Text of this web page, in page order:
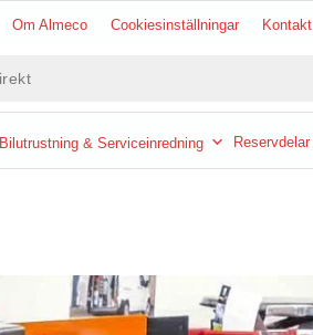
Om Almeco Cookiesinställningar Kontakt
Bilutrustning & Serviceinredning Reservdelar